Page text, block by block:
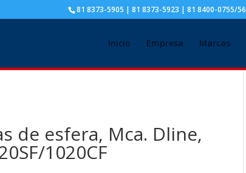
81 8373-5905 | 81 8373-5923 | 81 8400-0755/56
Inicio Empresa Marcas
de esfera, Mca. Dline,
1020CF